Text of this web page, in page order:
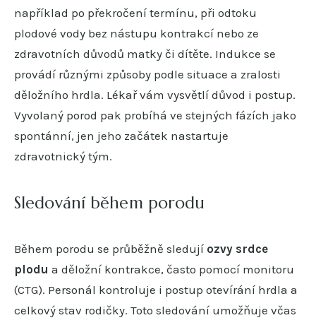
například po překročení termínu, při odtoku
plodové vody bez nástupu kontrakcí nebo ze
zdravotních důvodů matky či dítěte. Indukce se
provádí různými způsoby podle situace a zralosti
děložního hrdla. Lékař vám vysvětlí důvod i postup.
Vyvolaný porod pak probíhá ve stejných fázích jako
spontánní, jen jeho začátek nastartuje
zdravotnický tým.
Sledování během porodu
Během porodu se průběžně sledují ozvy srdce
plodu a děložní kontrakce, často pomocí monitoru
(CTG). Personál kontroluje i postup otevírání hrdla a
celkový stav rodičky. Toto sledování umožňuje včas